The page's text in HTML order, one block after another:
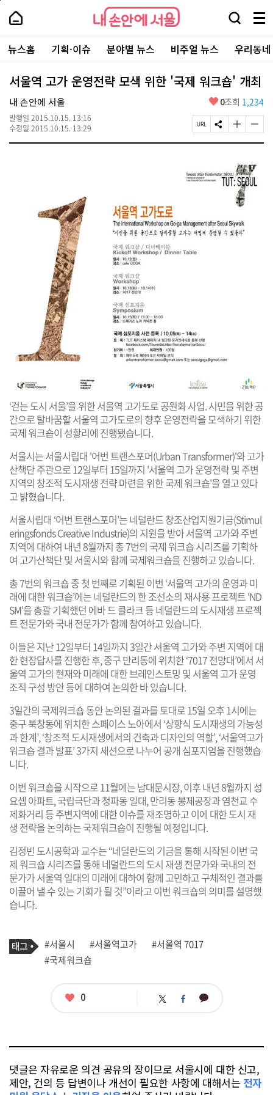
본
로
가
내
손
안
에
서
울
-
서
울
시
대
표
소
내
손
에
울
검
창
열
기
메
뉴
전
체
보
기
주
요
서
뉴스홈 기획·이슈 분야별 뉴스 비주얼 뉴스 우리동
서울역 고가 운영전략 모색 위한 '국제 워크숍' 개최
내 손안에 서울
발행일 2015.10.15. 13:16
수정일 2015.10.15. 13:29
좋
요
0조회 1,234
페
이
R
L
S
N
유
하
기
글
자
기
크
게
변
경
하
기
글
자
작
게
변
‘걷는 도시 서울’을 위한 서울역 고가도로 공원화 사업. 시민을 위한 공
간으로 탈바꿈할 서울역 고가도로의 향후 운영전략을 모색하기 위한
국제 워크숍이 성황리에 진행됐습니다.
서울시는 서울시립대 '어번 트랜스포머(Urban Transformer)'와 고가
산책단 주관으로 12일부터 15일까지 '서울역 고가 운영전략 및 주변
지역의 창조적 도시재생 전략 마련을 위한 국제 워크숍'을 열고 있다
고 밝혔습니다.
서울시립대 ‘어번 트랜스포머’는 네덜란드 창조산업지원기금(Stimul
eringsfonds Creative Industrie)의 지원을 받아 서울역 고가와 주변
지역에 대하여 내년 8월까지 총 7번의 국제 워크숍 시리즈를 기획하
여 고가산책단 및 서울시와 함께 국제워크숍을 진행하고 있습니다.
총 7번의 워크숍 중 첫 번째로 기획된 이번 ‘서울역 고가의 운영과 미
래에 대한 워크숍’에는 네덜란드의 한 조선소의 재사용 프로젝트 'ND
SM'을 총괄 기획했던 에바 드 클라크 등 네덜란드의 도시재생 프로젝
트 전문가와 국내 전문가가 함께 참여하고 있습니다.
이들은 지난 12일부터 14일까지 3일간 서울역 고가와 주변 지역에 대
한 현장답사를 진행한 후, 중구 만리동에 위치한 ‘7017 전망대’에서 서
울역 고가의 현재와 미래에 대한 브레인스토밍 및 서울역 고가 운영
조직 구성 방안 등에 대하여 논의한 바 있습니다.
3일간의 국제워크숍 동안 논의된 결과를 토대로 15일 오후 1시에는
중구 북창동에 위치한 스페이스 노아에서 ‘상향식 도시재생의 가능성
과 한계’, ‘창조적 도시재생에서의 건축과 디자인의 역할’, ‘서울역고가
워크숍 결과 발표’ 3가지 세션으로 나누어 공개 심포지엄을 진행했습
니다.
이번 워크숍을 시작으로 11월에는 남대문시장, 이후 내년 8월까지 성
요셉 아파트, 국립극단과 청파동 일대, 만리동 봉제공장과 염천교 수
제화거리 등 주변지역에 대한 이슈를 재조명하고 이에 대한 도시 재
생 전략을 논의하는 국제워크숍이 진행될 예정입니다.
김정빈 도시공학과 교수는 “네덜란드의 기금을 통해 시작된 이번 국
제 워크숍 시리즈를 통해 네덜란드의 도시 재생 전문가와 국내의 전
문가가 서울역 일대의 미래에 대하여 함께 고민하고 구체적인 결과를
이끌어 낼 수 있는 기회가 될 것”이라고 이번 워크숍의 의미를 설명했
습니다.
기
사
관
련
태
그
#서울시 #서울역고가
#서울역 7017
#국제워크숍
좋
0 트 페 카
댓글은 자유로운 의견 공유의 장이므로 서울시에 대한 신고,
제안, 건의 등 답변이나 개선이 필요한 사항에 대해서는 전자
페
상
단
로